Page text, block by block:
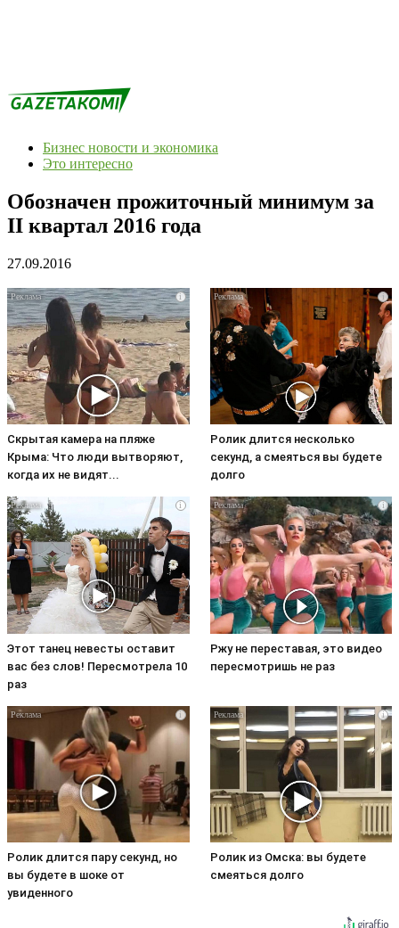
Бизнес новости и экономика
Это интересно
Обозначен прожиточный минимум за
II квартал 2016 года
27.09.2016
i
Скрытая камера на пляже
Крыма: Что люди вытворяют,
когда их не видят...
i
Ролик длится несколько
секунд, а смеяться вы будете
долго
i
Этот танец невесты оставит
вас без слов! Пересмотрела 10
раз
i
Ржу не переставая, это видео
пересмотришь не раз
i
Ролик длится пару секунд, но
вы будете в шоке от
увиденного
i
Ролик из Омска: вы будете
смеяться долго